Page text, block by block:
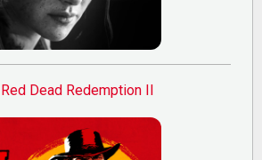
Red Dead Redemption II